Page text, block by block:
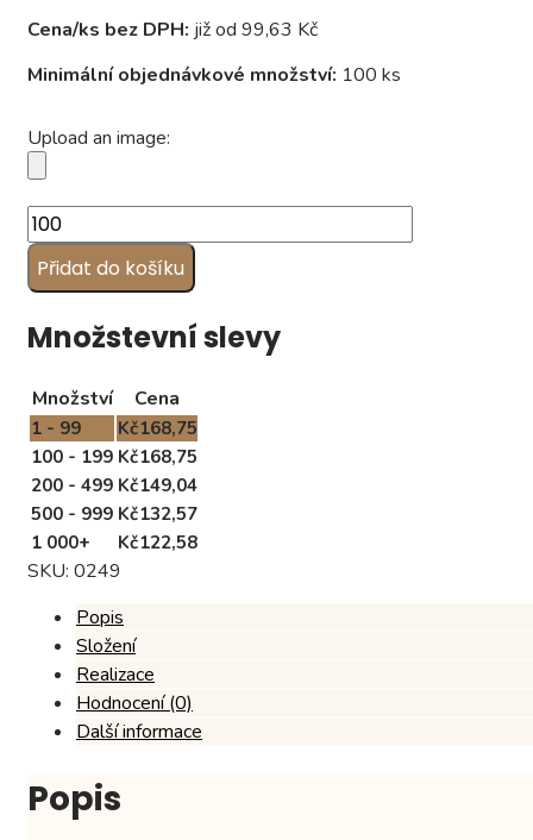
Cena/ks bez DPH: již od 99,63 Kč
Minimální objednávkové množství: 100 ks
Upload an image:
Čokoládová
bonboniérka
se
srdíčkovými
pralinkami
"QUARTET"
g)
množství
Přidat do košíku
Množstevní slevy
Množství Cena
1 - 99 Kč168,75
100 - 199 Kč168,75
200 - 499 Kč149,04
500 - 999 Kč132,57
1 000+
Kč122,58
SKU: 0249
Popis
Složení
Realizace
Hodnocení (0)
Další informace
Popis